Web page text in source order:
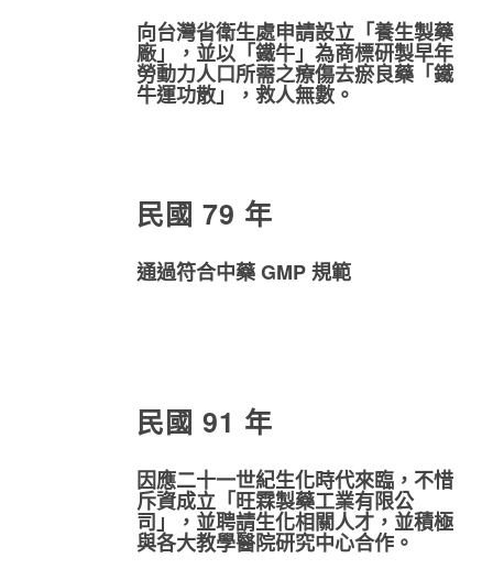
向台灣省衛生處申請設立「養生製藥
廠」，並以「鐵牛」為商標研製早年
勞動力人口所需之療傷去瘀良藥「鐵
牛運功散」，救人無數。
民國 79 年
通過符合中藥 GMP 規範
民國 91 年
因應二十一世紀生化時代來臨，不惜
斥資成立「旺霖製藥工業有限公
司」，並聘請生化相關人才，並積極
與各大教學醫院研究中心合作。